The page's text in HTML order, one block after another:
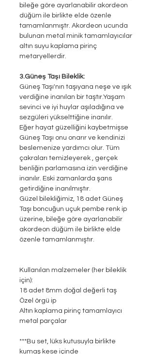
bileğe göre ayarlanabilir akordeon
düğüm ile birlikte elde özenle
tamamlanmıştr. Akordeon ucunda
bulunan metal minik tamamlayıcılar
altın suyu kaplama pirinç
metaryellerdir.
3.Güneş Taşı Bileklik:
Güneş Taşı'nın taşıyana neşe ve ışık
verdiğine inanılan bir taştır.Yaşam
sevinci ve iyi huylar aşıladığına ve
sezgüleri yükselttiğine inanılır.
Eğer hayat güzelliğini kaybetmişse
Güneş Taşı onu onarır ve kendinizi
beslemenize yardımcı olur. Tüm
çakraları temizleyerek , gerçek
benliğin parlamasına izin verdiğine
inanılır. Eski zamanlarda şans
getirdiğine inanılmıştır.
Güzel bilekliğimiz, 18 adet Güneş
Taşı boncuğun uçuk pembe renk ip
üzerine, bileğe göre ayarlanabilir
akordeon düğüm ile birlikte elde
özenle tamamlanmıştır.
Kullanılan malzemeler (her bileklik
için):
18 adet 8mm doğal değerli taş
Özel örgü ip
Altın kaplama pirinç tamamlayıcı
metal parçalar
***Bu set, lüks kutusuyla birlikte
kumaş kese içinde